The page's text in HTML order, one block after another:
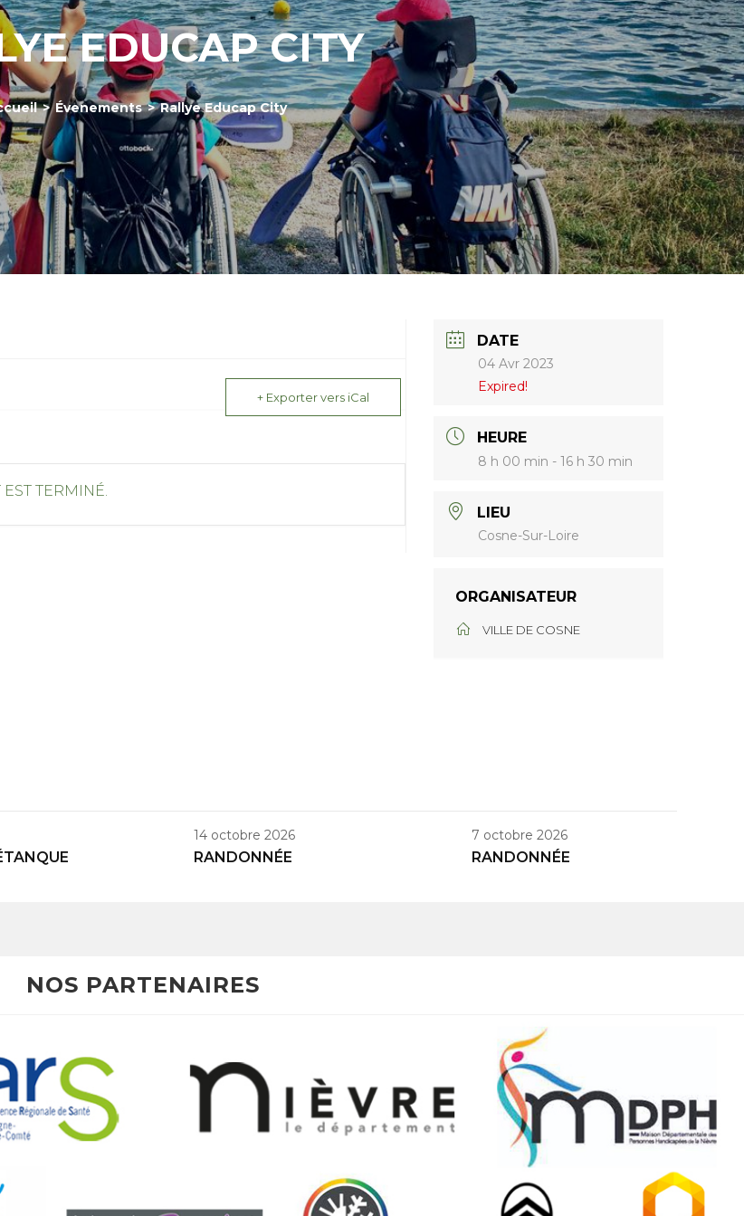
EDUCAP CITY
> Évenements > Rallye Educap City
+ Exporter vers iCal
TERMINÉ.
DATE
04 Avr 2023
Expired!
HEURE
8 h 00 min - 16 h 30 min
LIEU
Cosne-Sur-Loire
ORGANISATEUR
VILLE DE COSNE
14 octobre 2026
RANDONNÉE
7 octobre 2026
RANDONNÉE
NOS PARTENAIRES